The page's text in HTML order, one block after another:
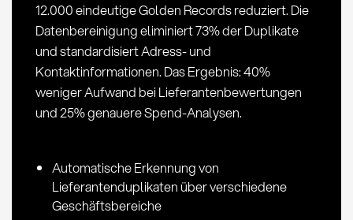
12.000 eindeutige Golden Records reduziert. Die
Datenbereinigung eliminiert 73% der Duplikate
und standardisiert Adress- und
Kontaktinformationen. Das Ergebnis: 40%
weniger Aufwand bei Lieferantenbewertungen
und 25% genauere Spend-Analysen.
Automatische Erkennung von
Lieferantenduplikaten über verschiedene
Geschäftsbereiche